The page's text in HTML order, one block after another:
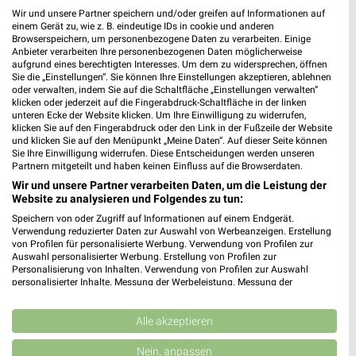
3,9 km
Angebote ab 01.08.
Noch morgen gültig
25,2 km
Dieter Knoll
Gültig bis Fr. 14.08.
XXXLutz
25,2 km
Kaufland
0,2 km
Wir und unsere Partner speichern und/oder greifen auf Informationen auf
einem Gerät zu, wie z. B. eindeutige IDs in cookie und anderen
Browserspeichern, um personenbezogene Daten zu verarbeiten. Einige
Anbieter verarbeiten Ihre personenbezogenen Daten möglicherweise
aufgrund eines berechtigten Interesses. Um dem zu widersprechen, öffnen
Sie die „Einstellungen“. Sie können Ihre Einstellungen akzeptieren, ablehnen
oder verwalten, indem Sie auf die Schaltfläche „Einstellungen verwalten“
klicken oder jederzeit auf die Fingerabdruck-Schaltfläche in der linken
unteren Ecke der Website klicken. Um Ihre Einwilligung zu widerrufen,
klicken Sie auf den Fingerabdruck oder den Link in der Fußzeile der Website
und klicken Sie auf den Menüpunkt „Meine Daten“. Auf dieser Seite können
Sie Ihre Einwilligung widerrufen. Diese Entscheidungen werden unseren
Partnern mitgeteilt und haben keinen Einfluss auf die Browserdaten.
Wir und unsere Partner verarbeiten Daten, um die Leistung der
Website zu analysieren und Folgendes zu tun:
Speichern von oder Zugriff auf Informationen auf einem Endgerät.
Verwendung reduzierter Daten zur Auswahl von Werbeanzeigen. Erstellung
von Profilen für personalisierte Werbung. Verwendung von Profilen zur
Auswahl personalisierter Werbung. Erstellung von Profilen zur
Personalisierung von Inhalten. Verwendung von Profilen zur Auswahl
personalisierter Inhalte. Messung der Werbeleistung. Messung der
Kombinationen von Daten aus verschiedenen Quellen. Entwicklung und
Verbesserung der Angebote. Verwendung reduzierter Daten zur Auswahl
von Inhalten.
Daten können außerhalb der Europäischen Union weitergegeben und in die
Alle akzeptieren
Nein, anpassen